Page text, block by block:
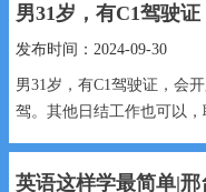
男31岁，有C1驾驶
发布时间：2024-09-30
男31岁，有C1驾驶证，会
驾。其他日结工作也可以，
英语这样学最简单|